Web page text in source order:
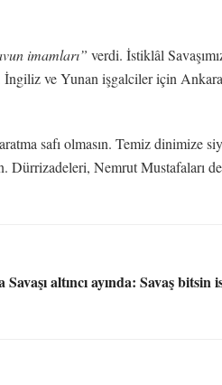
imamları” verdi. İstiklâl
İngiliz ve Yunan işgalciler için
safı olmasın. Temiz dinimize
Dürrizadeleri, Nemrut Mustafaları
altıncı ayında: Savaş bitsin